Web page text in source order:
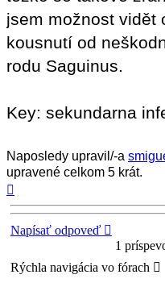
jsem možnost vidět
kousnutí od
rodu Saguinus.
Key: sekundarna
Naposledy upravil/-a
upravené celkom 5 krát.
Napísať odpoveď
1
Rýchla navigácia vo fórach